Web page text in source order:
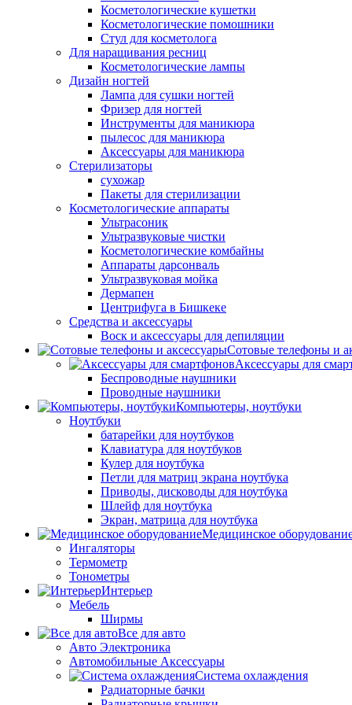
Косметологические кушетки
Косметологические помошники
Стул для косметолога
Для наращивания ресниц
Косметологические лампы
Дизайн ногтей
Лампа для сушки ногтей
Фризер для ногтей
Инструменты для маникюра
пылесос для маникюра
Аксессуары для маникюра
Стерилизаторы
сухожар
Пакеты для стерилизации
Косметологические аппараты
Ультрасоник
Ультразвуковые чистки
Косметологические комбайны
Аппараты дарсонваль
Ультразвуковая мойка
Дермапен
Центрифуга в Бишкеке
Средства и аксессуары
Воск и аксессуары для депиляции
Сотовые телефоны и
Аксессуары для
Беспроводные наушники
Проводные наушники
Компьютеры, ноутбуки
Ноутбуки
батарейки для ноутбуков
Клавиатура для ноутбуков
Кулер для ноутбука
Петли для матриц экрана ноутбука
Приводы, дисководы для ноутбука
Шлейф для ноутбука
Экран, матрица для ноутбука
Медицинское
Ингаляторы
Термометр
Тонометры
Интерьер
Мебель
Ширмы
Все для авто
Авто Электроника
Автомобильные Аксессуары
Система охлаждения
Радиаторные бачки